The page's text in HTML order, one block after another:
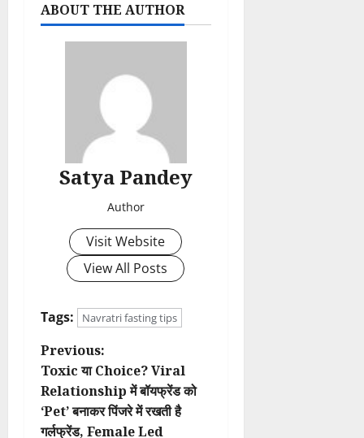
ABOUT THE AUTHOR
Satya Pandey
Author
Visit Website
View All Posts
Tags: Navratri fasting tips
P
o
s
Previous:
Toxic या Choice? Viral
Relationship में बॉयफ्रेंड को
‘Pet’ बनाकर पिंजरे में रखती है
गर्लफ्रेंड, Female Led